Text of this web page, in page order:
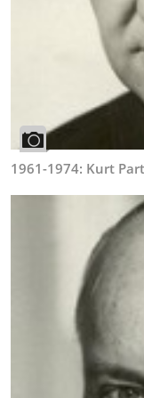
1961-1974: Kurt